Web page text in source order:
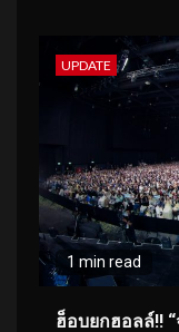
UPDATE
1 min read
ฮ็อบยกฮอลล์!!